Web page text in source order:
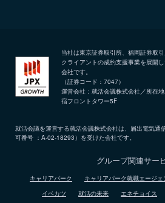
当社は東京証券取引所、福岡証券取
クライアントの成約支援事業を展開
会社です。
（証券コード：7047）
運営会社：就活会議株式会社／所在
宿フロントタワー5F
就活会議を運営する就活会議株式会社は、届出電気通
可番号 ：A-02-18293）を受けた会社です。